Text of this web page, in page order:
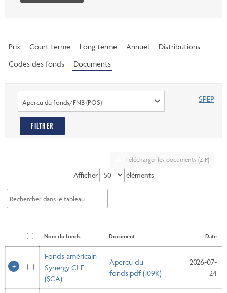
Prix Court terme Long terme Annuel
Distributions
Codes des fonds
Documents
Aperçu du fonds/FNB (POS)
FILTRER
SPEP
Télécharger les documents (ZIP)
Afficher éléments
Nom du fonds Document Date
Fonds américain
Synergy CI F
($CA)
Aperçu du
fonds.pdf (109K)
2026-07-
24